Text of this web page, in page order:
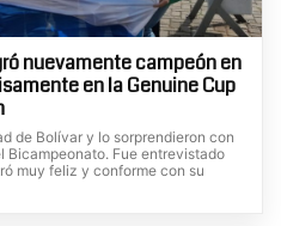
nuevamente campeón en
en la Genuine Cup
de Bolívar y lo sorprendieron con
Bicampeonato. Fue entrevistado
muy feliz y conforme con su